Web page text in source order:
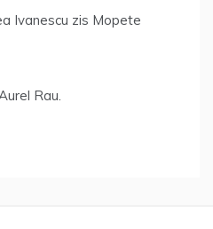
Ivanescu zis Mopete
Rau.